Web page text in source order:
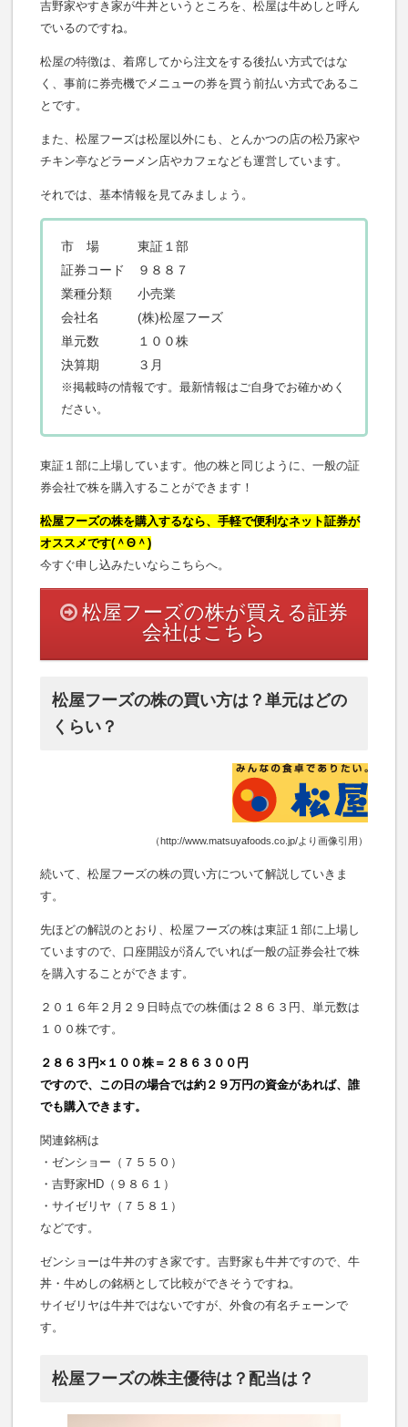
吉野家やすき家が牛丼というところを、松屋は牛めしと呼ん
でいるのですね。
松屋の特徴は、着席してから注文をする後払い方式ではな
く、事前に券売機でメニューの券を買う前払い方式であるこ
とです。
また、松屋フーズは松屋以外にも、とんかつの店の松乃家や
チキン亭などラーメン店やカフェなども運営しています。
それでは、基本情報を見てみましょう。
市 場 東証１部
証券コード ９８８７
業種分類 小売業
会社名 (株)松屋フーズ
単元数 １００株
決算期 ３月
※掲載時の情報です。最新情報はご自身でお確かめく
ださい。
東証１部に上場しています。他の株と同じように、一般の証
券会社で株を購入することができます！
松屋フーズの株を購入するなら、手軽で便利なネット証券が
オススメです(＾Θ＾)
今すぐ申し込みたいならこちらへ。
松屋フーズの株が買える証券
会社はこちら
松屋フーズの株の買い方は？単元はどの
くらい？
（http://www.matsuyafoods.co.jp/より画像引用）
続いて、松屋フーズの株の買い方について解説していきま
す。
先ほどの解説のとおり、松屋フーズの株は東証１部に上場し
ていますので、口座開設が済んでいれば一般の証券会社で株
を購入することができます。
２０１６年２月２９日時点での株価は２８６３円、単元数は
１００株です。
２８６３円×１００株＝２８６３００円
ですので、この日の場合では約２９万円の資金があれば、誰
でも購入できます。
関連銘柄は
・ゼンショー（７５５０）
・吉野家HD（９８６１）
・サイゼリヤ（７５８１）
などです。
ゼンショーは牛丼のすき家です。吉野家も牛丼ですので、牛
丼・牛めしの銘柄として比較ができそうですね。
サイゼリヤは牛丼ではないですが、外食の有名チェーンで
す。
松屋フーズの株主優待は？配当は？